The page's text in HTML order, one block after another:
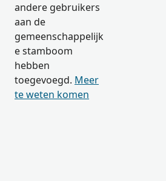
andere gebruikers
aan de
gemeenschappelijk
e stamboom
hebben
toegevoegd. Meer
te weten komen